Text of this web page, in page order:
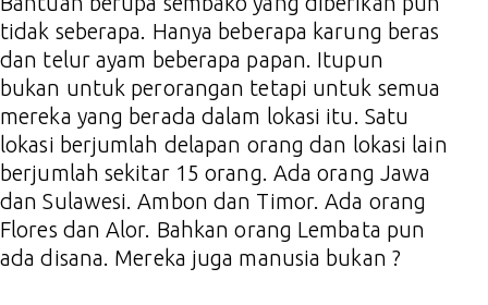
tidak seberapa. Hanya beberapa karung beras
dan telur ayam beberapa papan. Itupun
bukan untuk perorangan tetapi untuk semua
mereka yang berada dalam lokasi itu. Satu
lokasi berjumlah delapan orang dan lokasi lain
berjumlah sekitar 15 orang. Ada orang Jawa
dan Sulawesi. Ambon dan Timor. Ada orang
Flores dan Alor. Bahkan orang Lembata pun
ada disana. Mereka juga manusia bukan ?